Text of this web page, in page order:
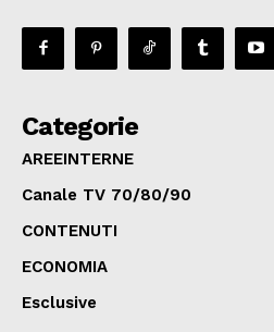
Categorie
AREEINTERNE
Canale TV 70/80/90
CONTENUTI
ECONOMIA
Esclusive